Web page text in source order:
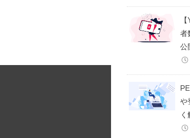
者
公
や